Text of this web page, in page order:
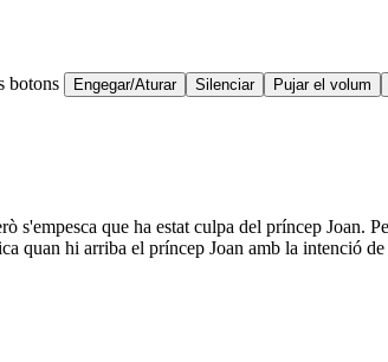
botons Engegar/Aturar Silenciar Pujar el volum
s'empesca que ha estat culpa del príncep Joan.
quan hi arriba el príncep Joan amb la intenció